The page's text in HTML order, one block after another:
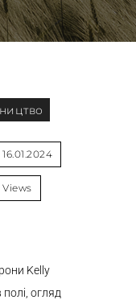
16.01.2024
Kelly
огляд